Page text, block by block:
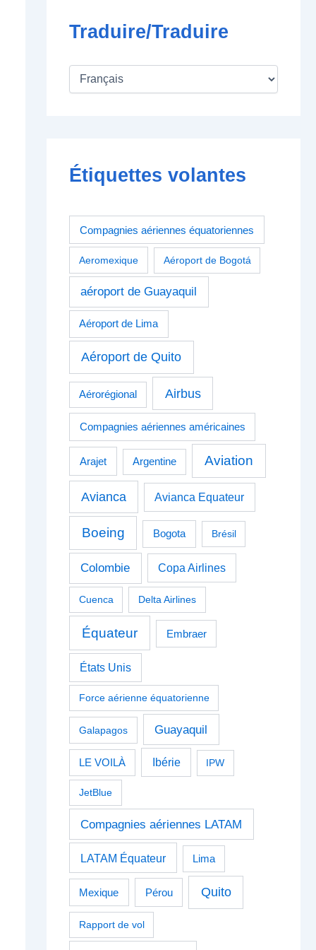
Traduire/Traduire
Étiquettes volantes
Compagnies aériennes équatoriennes
Aeromexique Aéroport de Bogotá
aéroport de Guayaquil
Aéroport de Lima
Aéroport de Quito
Aérorégional Airbus
Compagnies aériennes américaines
Arajet Argentine Aviation
Avianca Avianca Equateur
Boeing Bogota Brésil
Colombie Copa Airlines
Cuenca Delta Airlines
Équateur Embraer
États Unis
Force aérienne équatorienne
Galapagos Guayaquil
LE VOILÀ Ibérie IPW
JetBlue
Compagnies aériennes LATAM
LATAM Équateur Lima
Mexique Pérou Quito
Rapport de vol